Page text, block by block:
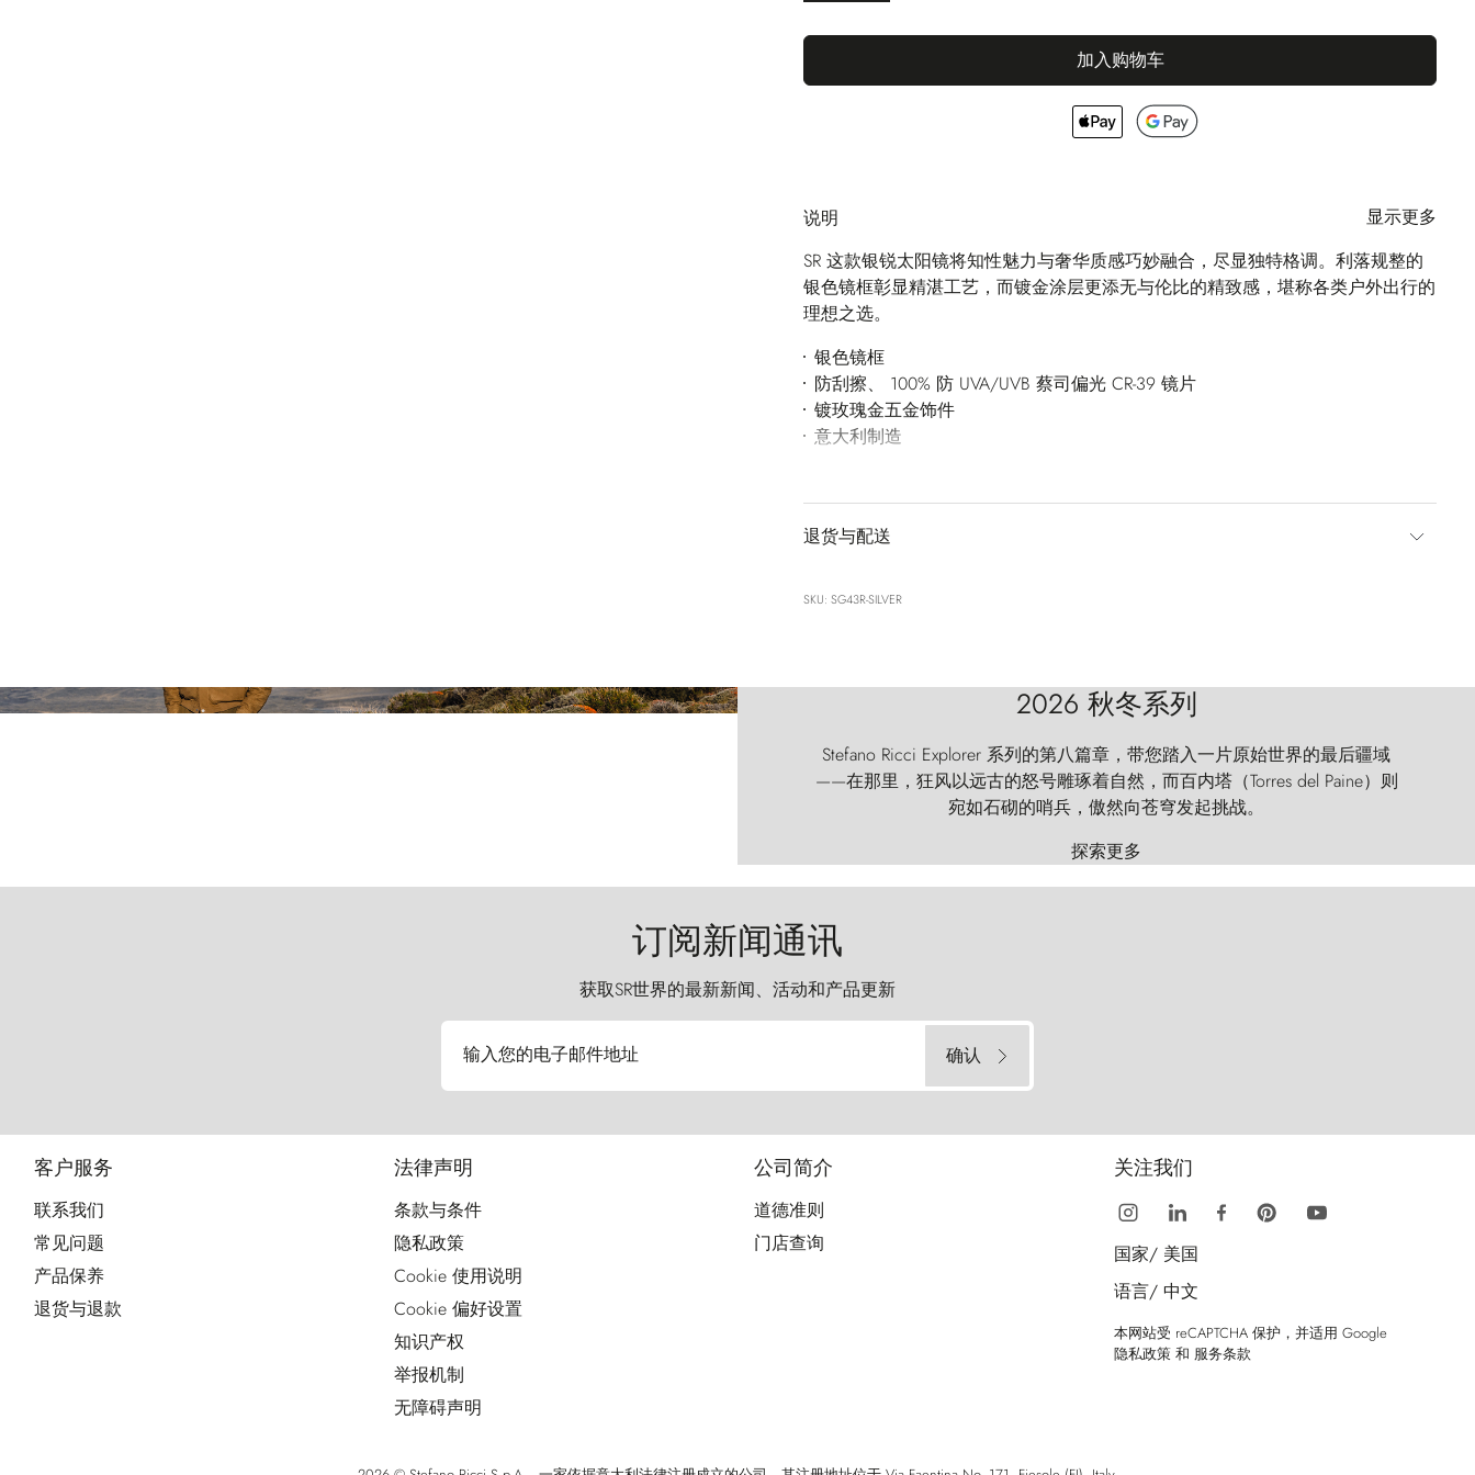
加入购物车
说明
显示更多
SR 这款银锐太阳镜将知性魅力与奢华质感巧妙融合，尽显独特格调。利落规整的
银色镜框彰显精湛工艺，而镀金涂层更添无与伦比的精致感，堪称各类户外出行的
理想之选。
银色镜框
防刮擦、 100% 防 UVA/UVB 蔡司偏光 CR-39 镜片
镀玫瑰金五金饰件
意大利制造
退货与配送
SKU: SG43R-SILVER
2026 秋冬系列
Stefano Ricci Explorer 系列的第八篇章，带您踏入一片原始世界的最后疆域
——在那里，狂风以远古的怒号雕琢着自然，而百内塔（Torres del Paine）则
宛如石砌的哨兵，傲然向苍穹发起挑战。
探索更多
订阅新闻通讯
获取SR世界的最新新闻、活动和产品更新
输入您的电子邮件地址 确认
客户服务
联系我们
常见问题
产品保养
退货与退款
法律声明
条款与条件
隐私政策
Cookie 使用说明
Cookie 偏好设置
知识产权
举报机制
无障碍声明
公司简介
道德准则
门店查询
关注我们
国家/ 美国
语言/ 中文
本网站受 reCAPTCHA 保护，并适用 Google
隐私政策 和 服务条款